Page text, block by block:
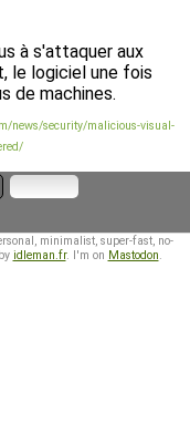
à s'attaquer aux
le logiciel une fois
de machines.
news/security/malicious-visual-
minimalist, super-fast, no-
idleman.fr. I'm on Mastodon.